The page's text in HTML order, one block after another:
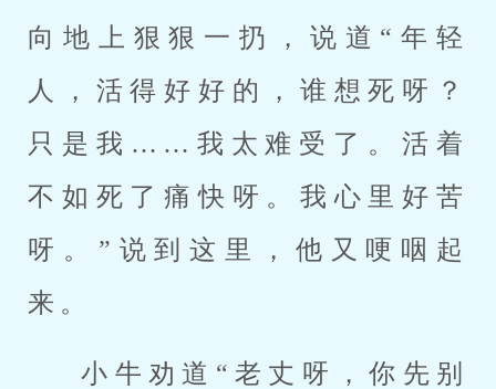
向地上狠狠一扔，说道“年轻
人，活得好好的，谁想死呀？
只是我……我太难受了。活着
不如死了痛快呀。我心里好苦
呀。”说到这里，他又哽咽起
来。
小牛劝道“老丈呀，你先别